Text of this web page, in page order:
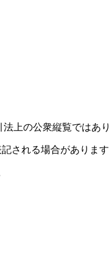
上の公衆縦覧ではあり
される場合があります